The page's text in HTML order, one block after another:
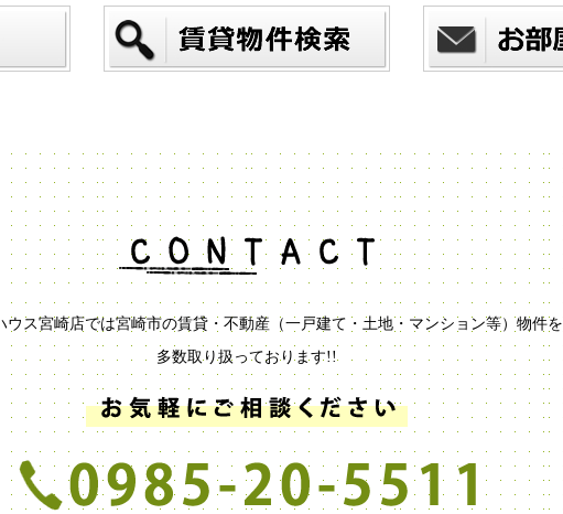
ウス宮崎店では宮崎市の賃貸・不動産（一戸建て・土地・マンション等）物件を
多数取り扱っております!!